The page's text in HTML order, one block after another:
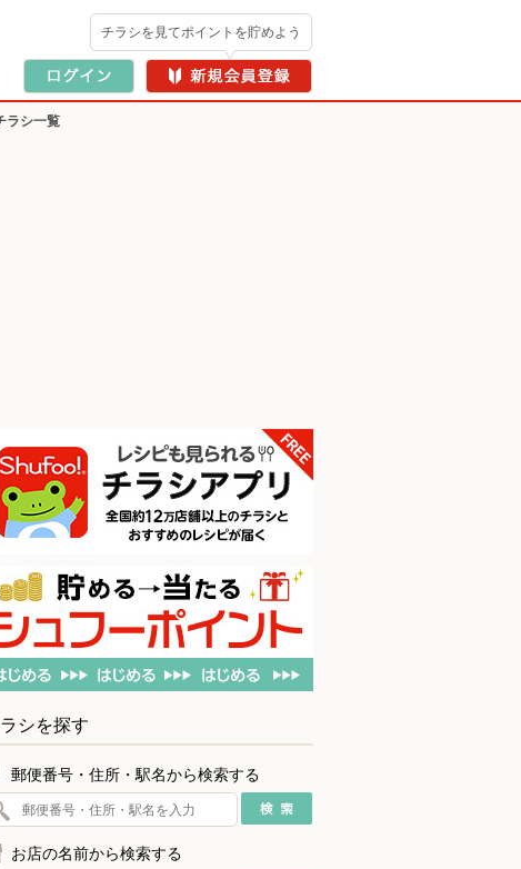
チラシを見てポイントを貯めよう
ラシ一覧
シを探す
郵便番号・住所・駅名から検索する
お店の名前から検索する